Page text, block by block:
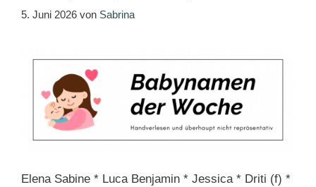
5. Juni 2026 von Sabrina
Elena Sabine * Luca Benjamin * Jessica * Driti (f) *